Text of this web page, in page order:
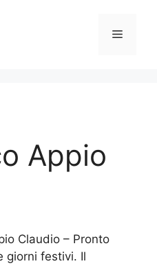
Menu
Appio
Claudio – Pronto
giorni festivi. Il